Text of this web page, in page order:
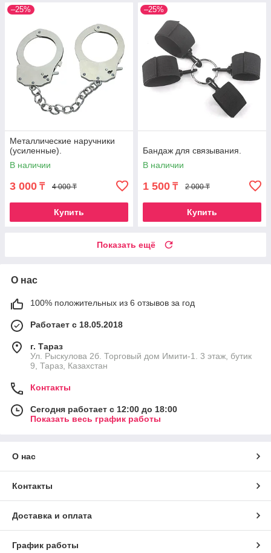
–25%
Металлические наручники
(усиленные).
В наличии
3 000 ₸ 4 000 ₸
Купить
–25%
Бандаж для связывания.
В наличии
1 500 ₸ 2 000 ₸
Купить
Показать ещё
О нас
100% положительных из 6 отзывов за год
Работает с 18.05.2018
г. Тараз
Ул. Рыскулова 2б. Торговый дом Имити-1. 3 этаж, бутик
9, Тараз, Казахстан
Контакты
Сегодня работает с 12:00 до 18:00
Показать весь график работы
О нас
Контакты
Доставка и оплата
График работы